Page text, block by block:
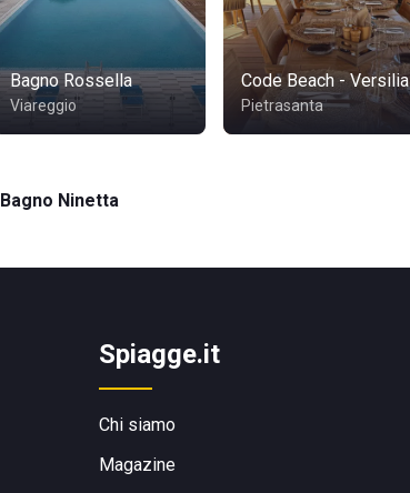
Bagno Rossella
Viareggio
Code Beach - Versilia
Pietrasanta
Bagno Ninetta
Spiagge.it
Chi siamo
Magazine